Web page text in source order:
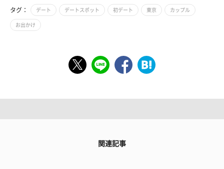
タグ： デート デートスポット 初デート 東京 カップル
お出かけ
関連記事